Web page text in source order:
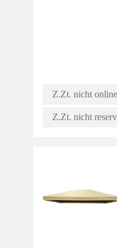
Z.Zt. nicht
Z.Zt. nicht